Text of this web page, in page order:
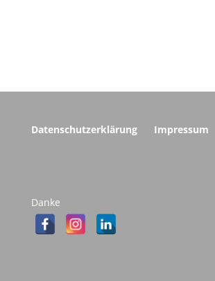
Datenschutzerklärung Impressum
Danke